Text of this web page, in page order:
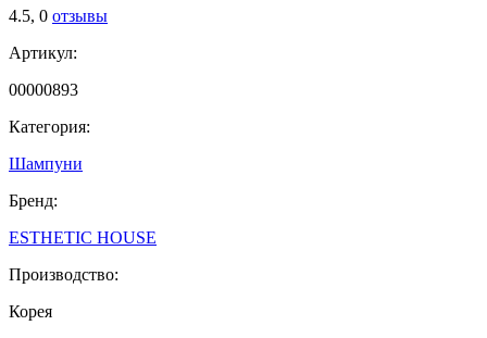
4.5, 0 отзывы
Артикул:
00000893
Категория:
Шампуни
Бренд:
ESTHETIC HOUSE
Производство:
Корея